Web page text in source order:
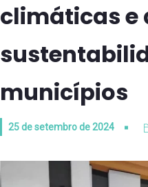
climáticas e
municípios
25 de setembro de 2024